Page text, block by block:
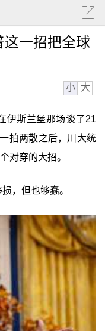
一招把全球
小 大
伊斯兰堡那场谈了21
拍两散之后，川大统
对穿的大招。
，但也够蠢。